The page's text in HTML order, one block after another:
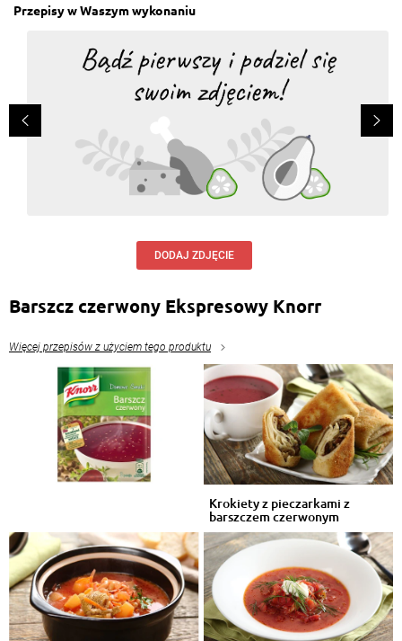
Przepisy w Waszym wykonaniu
DODAJ ZDJĘCIE
Barszcz czerwony Ekspresowy Knorr
Więcej przepisów z użyciem tego produktu
Krokiety z pieczarkami z
barszczem czerwonym